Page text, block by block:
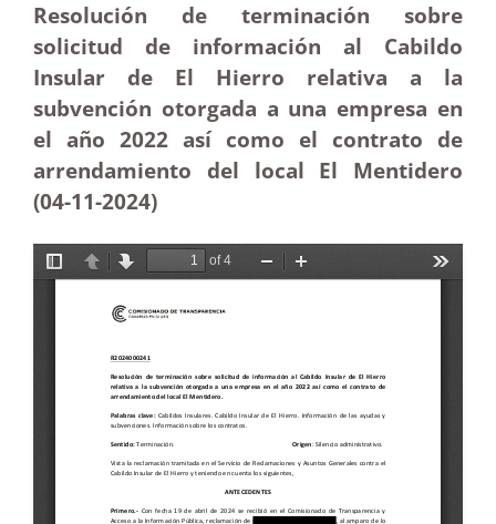
Resolución de terminación sobre
solicitud de información al Cabildo
Insular de El Hierro relativa a la
subvención otorgada a una empresa en
el año 2022 así como el contrato de
arrendamiento del local El Mentidero
(04-11-2024)